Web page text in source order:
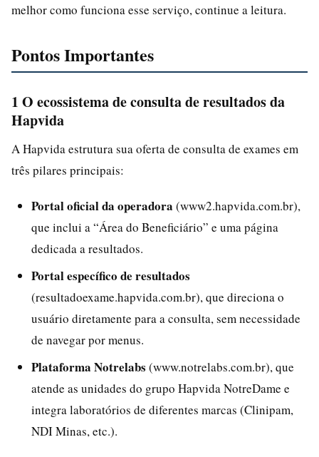
melhor como funciona esse serviço, continue a leitura.
Pontos Importantes
1 O ecossistema de consulta de resultados da
Hapvida
A Hapvida estrutura sua oferta de consulta de exames em
três pilares principais:
Portal oficial da operadora (www2.hapvida.com.br),
que inclui a “Área do Beneficiário” e uma página
dedicada a resultados.
Portal específico de resultados
(resultadoexame.hapvida.com.br), que direciona o
usuário diretamente para a consulta, sem necessidade
de navegar por menus.
Plataforma Notrelabs (www.notrelabs.com.br), que
atende as unidades do grupo Hapvida NotreDame e
integra laboratórios de diferentes marcas (Clinipam,
NDI Minas, etc.).